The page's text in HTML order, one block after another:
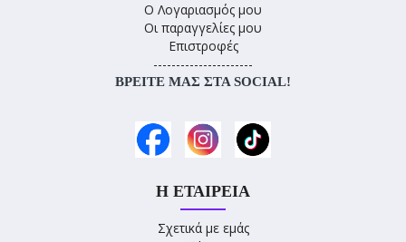
Ο Λογαριασμός μου
Οι παραγγελίες μου
Επιστροφές
----------------------
ΒΡΕΊΤΕ ΜΑΣ ΣΤΑ SOCIAL!
Η ΕΤΑΙΡΕΊΑ
Σχετικά με εμάς